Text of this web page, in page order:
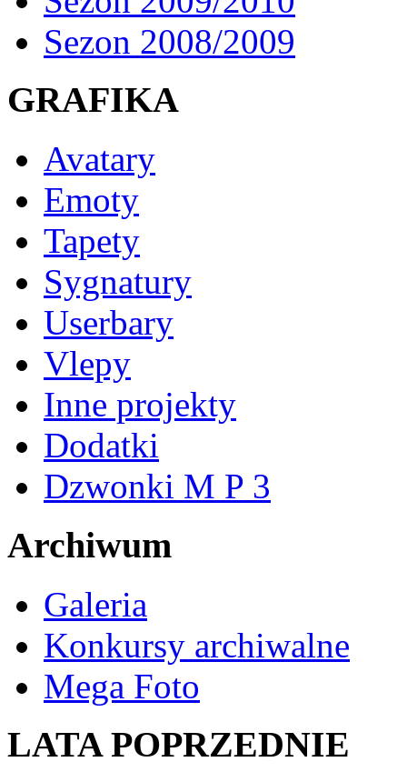
Sezon 2008/2009
GRAFIKA
Avatary
Emoty
Tapety
Sygnatury
Userbary
Vlepy
Inne projekty
Dodatki
Dzwonki M P 3
Archiwum
Galeria
Konkursy archiwalne
Mega Foto
LATA POPRZEDNIE